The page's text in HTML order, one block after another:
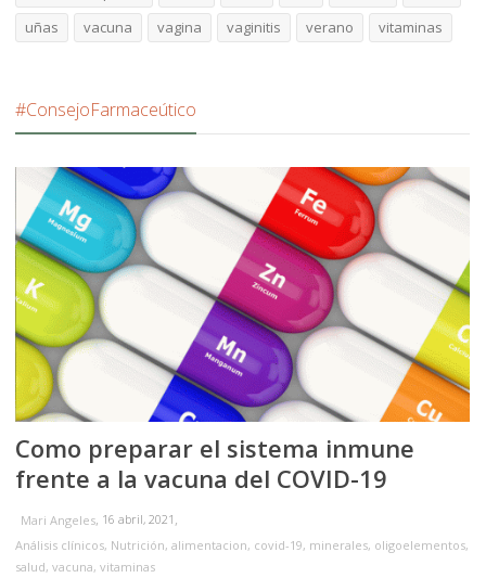
uñas
vacuna vagina vaginitis verano vitaminas
#ConsejoFarmaceútico
Como preparar el sistema inmune
frente a la vacuna del COVID-19
Mari Angeles, 16 abril, 2021 ,
Análisis clínicos, Nutrición, alimentacion, covid-19, minerales, oligoelementos,
salud, vacuna, vitaminas